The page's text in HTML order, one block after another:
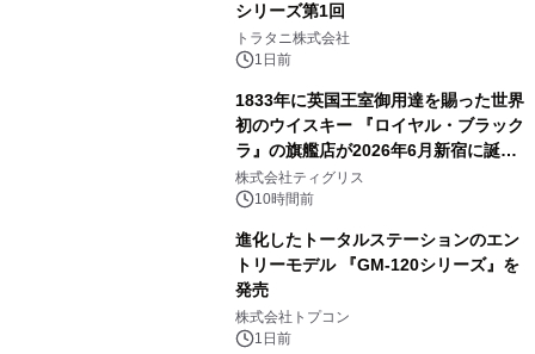
シリーズ第1回
トラタニ株式会社
1日前
1833年に英国王室御用達を賜った世界
初のウイスキー 『ロイヤル・ブラック
ラ』の旗艦店が2026年6月新宿に誕
生 バカルディ ジャパンと連携した
没入型バー「BAR Arca」
株式会社ティグリス
10時間前
進化したトータルステーションのエン
トリーモデル 『GM-120シリーズ』を
発売
株式会社トプコン
1日前